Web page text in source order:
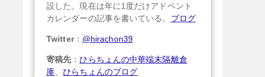
設した。現在は年に1度だけアドベント
カレンダーの記事を書いている。 ブログ
Twitter： @hirachon39
寄稿先 ：ひらちょんの中華端末隔離倉
庫 、ひらちょんのブログ